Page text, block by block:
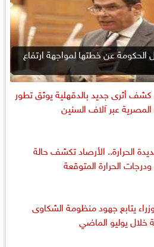
عن خطتها لمواجهة ارتفاع
كشف أثرى جديد بالدقهلية يوثق تطور
عبر آلاف السنين
الحرارة.. الأرصاد تكشف حالة
الحرارة المتوقعة
يتابع جهود منظومة الشكاوى
خلال يوليو الماضي